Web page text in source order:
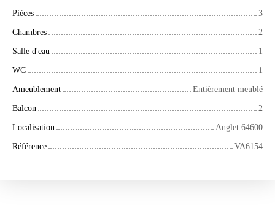
Pièces
3
Chambres
2
Salle d'eau
1
WC
1
Ameublement
Entièrement meublé
Balcon
2
Localisation
Anglet 64600
Référence
VA6154